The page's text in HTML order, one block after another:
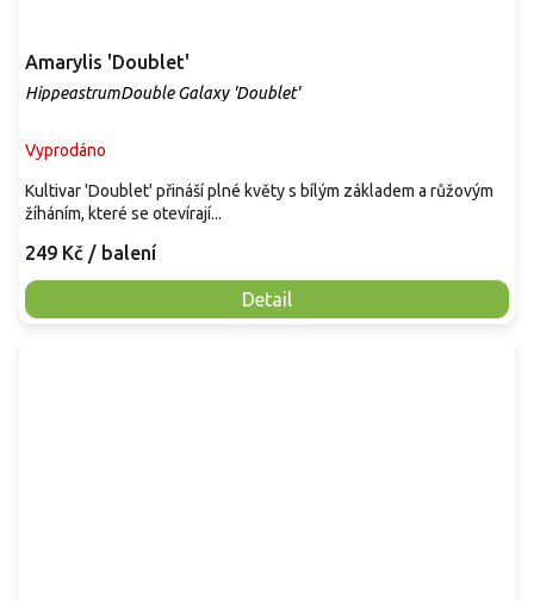
Amarylis 'Doublet'
HippeastrumDouble Galaxy 'Doublet'
Vyprodáno
249 Kč / balení
Detail
Kultivar 'Doublet' přináší plné květy s bílým základem a růžovým
žíháním, které se otevírají...